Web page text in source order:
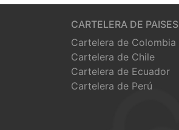
CARTELERA DE PAISES
Cartelera de Colombia
Cartelera de Chile
Cartelera de Ecuador
Cartelera de Perú